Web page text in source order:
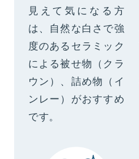
見えて気になる方
は、自然な白さで強
度のあるセラミック
による被せ物（クラ
ウン）、詰め物（イ
ンレー）がおすすめ
です。